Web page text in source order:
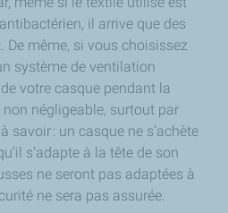
il arrive que des
De même, si vous choisissez
système de ventilation
votre casque pendant la
négligeable, surtout par
savoir : un casque ne s’achète
s’adapte à la tête de son
ne seront pas adaptées à
ne sera pas assurée.